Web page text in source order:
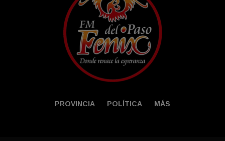
PROVINCIA POLÍTICA MÁS